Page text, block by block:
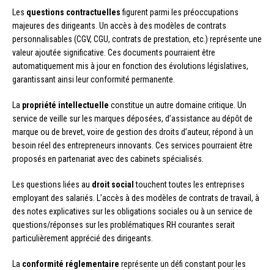
Les questions contractuellesfigurent parmi les préoccupations
majeures des dirigeants. Un accès à des modèles de contrats
personnalisables (CGV, CGU, contrats de prestation, etc.) représente une
valeur ajoutée significative. Ces documents pourraient être
automatiquement mis à jour en fonction des évolutions législatives,
garantissant ainsi leur conformité permanente.
La propriété intellectuelle constitue un autre domaine critique. Un
service de veille sur les marques déposées, d’assistance au dépôt de
marque ou de brevet, voire de gestion des droits d’auteur, répond à un
besoin réel des entrepreneurs innovants. Ces services pourraient être
proposés en partenariat avec des cabinets spécialisés.
Les questions liées au droit social touchent toutes les entreprises
employant des salariés. L’accès à des modèles de contrats de travail, à
des notes explicatives sur les obligations sociales ou à un service de
questions/réponses sur les problématiques RH courantes serait
particulièrement apprécié des dirigeants.
La conformité réglementaire représente un défi constant pour les